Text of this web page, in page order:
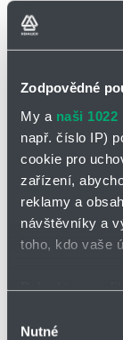
Zodpovědné
My a naši
např. číslo IP)
cookie pro
zařízení,
reklamy a
návštěvníky a
toho, kdo vaše
které
souhlasu
Nutné
systémy
maziva
Přejeme příjemné
Těšíme se